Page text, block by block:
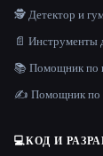
🕵️ Детектор и
📄 Инструменты
📚 Помощник по
✍️ Помощник по
💻КОД И